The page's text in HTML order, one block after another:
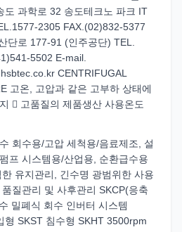
도 과학로 32 송도테크노 파크 IT
2305 FAX.(02)832-5377
단로 177-91 (인주공단) TEL.
5502 E-mail.
CENTRIFUGAL
고온, 고압과 같은 고부하 상태에
 고품질의 제품생산 사용온도
회수용/고압 세척용/음료제조, 설
프 시스템용/산업용, 순환급수용
유지관리, 긴수명 광범위한 사용
질관리 및 사후관리 SKCP(응축
밀폐식 회수 인버터 시스템
형 SKST 침수형 SKHT 3500rpm